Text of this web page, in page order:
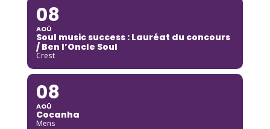
08
AOÛ
Soul music success : Lauréat du concours
/ Ben l’Oncle Soul
Crest
08
AOÛ
Cocanha
Mens